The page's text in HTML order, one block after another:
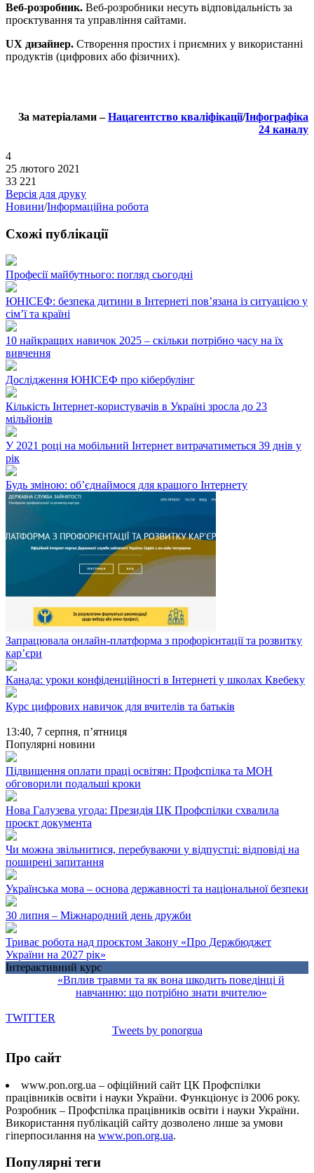
Веб-розробник. Веб-розробники несуть відповідальність за
проєктування та управління сайтами.
UX дизайнер. Створення простих і приємних у використанні
продуктів (цифрових або фізичних).
За матеріалами –Нацагентство кваліфікації/Інфографіка
24 каналу
4
25 лютого 2021
33 221
Версія для друку
Новини/Інформаційна робота
Схожі публікації
Професії майбутнього: погляд сьогодні
ЮНІСЕФ: безпека дитини в Інтернеті пов’язана із ситуацією у
сім’ї та країні
10 найкращих навичок 2025 – скільки потрібно часу на їх
вивчення
Дослідження ЮНІСЕФ про кібербулінг
Кількість Інтернет-користувачів в Україні зросла до 23
мільйонів
У 2021 році на мобільний Інтернет витрачатиметься 39 днів у
рік
Будь зміною: об’єднаймося для кращого Інтернету
Запрацювала онлайн-платформа з профорієнтації та розвитку
кар’єри
Канада: уроки конфіденційності в Інтернеті у школах Квебеку
Курс цифрових навичок для вчителів та батьків
13:40, 7 серпня, п’ятниця
Популярні новини
Підвищення оплати праці освітян: Профспілка та МОН
обговорили подальші кроки
Нова Галузева угода: Президія ЦК Профспілки схвалила
проєкт документа
Чи можна звільнитися, перебуваючи у відпустці: відповіді на
поширені запитання
Українська мова – основа державності та національної безпеки
30 липня – Міжнародний день дружби
Триває робота над проєктом Закону «Про Держбюджет
України на 2027 рік»
Інтерактивний курс
«Вплив травми та як вона шкодить поведінці й
навчанню: що потрібно знати вчителю»
TWITTER
Tweets by ponorgua
Про сайт
www.pon.org.ua – офіційний сайт ЦК Профспілки
працівників освіти і науки України. Функціонує із 2006 року.
Розробник – Профспілка працівників освіти і науки України.
Використання публікацій сайту дозволено лише за умови
гіперпосилання на www.pon.org.ua.
Популярні теги